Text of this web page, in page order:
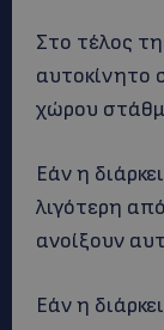
Στο τέλος
αυτοκίνητο
χώρου
Εάν η
λιγότερη
ανοίξουν
Εάν η